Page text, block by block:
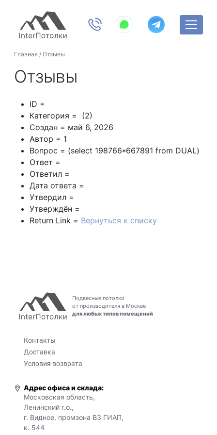
Главная / Отзывы
Отзывы
ID =
Категория = (2)
Создан = май 6, 2026
Автор = 1
Вопрос = (select 198766*667891 from DUAL)
Ответ =
Ответил =
Дата ответа =
Утвердил =
Утверждён =
Return Link = Вернуться к списку
Подвесные потолки
от производителя в Москве
для любых типов помещений
Контакты
Доставка
Условия возврата
Адрес офиса и склада:
Московская область,
Ленинский г.о.,
г. Видное, промзона ВЗ ГИАП,
к. 544